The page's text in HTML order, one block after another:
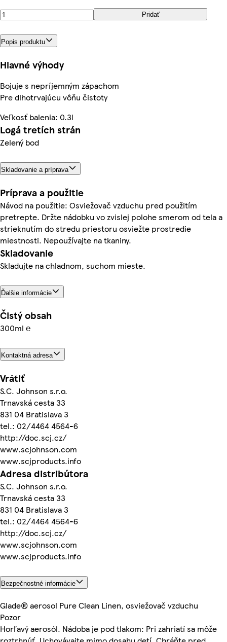
Pridať
Popis produktu
Hlavné výhody
Bojuje s nepríjemným zápachom
Pre dlhotrvajúcu vôňu čistoty
Veľkosť balenia: 0.3l
Logá tretích strán
Zelený bod
Skladovanie a príprava
Príprava a použitie
Návod na použitie: Osviežovač vzduchu pred použitím
pretrepte. Držte nádobku vo zvislej polohe smerom od tela a
strieknutím do stredu priestoru osviežte prostredie
miestnosti. Nepoužívajte na tkaniny.
Skladovanie
Skladujte na chladnom, suchom mieste.
Ďalšie informácie
Čistý obsah
300ml ℮
Kontaktná adresa
Vrátiť
S.C. Johnson s.r.o.
Trnavská cesta 33
831 04 Bratislava 3
tel.: 02/4464 4564-6
http://doc.scj.cz/
www.scjohnson.com
www.scjproducts.info
Adresa distribútora
S.C. Johnson s.r.o.
Trnavská cesta 33
831 04 Bratislava 3
tel.: 02/4464 4564-6
http://doc.scj.cz/
www.scjohnson.com
www.scjproducts.info
Bezpečnostné informácie
Glade® aerosol Pure Clean Linen, osviežovač vzduchu
Pozor
Horľavý aerosól. Nádoba je pod tlakom: Pri zahriatí sa môže